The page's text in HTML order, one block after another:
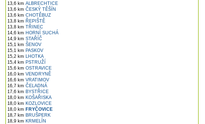
13,6 km ALBRECHTICE
13,6 km ČESKÝ TĚŠÍN
13,6 km CHOTĚBUZ
13,8 km ŘEPIŠTĚ
13,8 km TŘINEC
14,6 km HORNÍ SUCHÁ
14,9 km STAŘÍČ
15,1 km ŠENOV
15,1 km PASKOV
15,2 km LHOTKA
15,4 km PSTRUŽÍ
15,6 km OSTRAVICE
16,0 km VENDRYNĚ
16,6 km VRATIMOV
16,7 km ČELADNÁ
17,6 km BYSTŘICE
18,0 km KOŠAŘISKA
18,0 km KOZLOVICE
18,0 km FRYČOVICE
18,7 km BRUŠPERK
18,9 km KRMELÍN